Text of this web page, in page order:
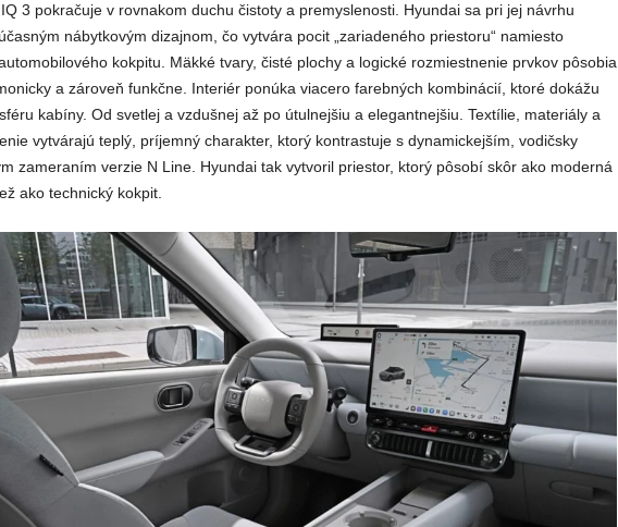
3 pokračuje v rovnakom duchu čistoty a premyslenosti. Hyundai sa pri jej návrhu
nábytkovým dizajnom, čo vytvára pocit „zariadeného priestoru“ namiesto
kokpitu. Mäkké tvary, čisté plochy a logické rozmiestnenie prvkov pôsobia
a zároveň funkčne. Interiér ponúka viacero farebných kombinácií, ktoré dokážu
kabíny. Od svetlej a vzdušnej až po útulnejšiu a elegantnejšiu. Textílie, materiály a
vytvárajú teplý, príjemný charakter, ktorý kontrastuje s dynamickejším, vodičsky
zameraním verzie N Line. Hyundai tak vytvoril priestor, ktorý pôsobí skôr ako moderná
ako technický kokpit.